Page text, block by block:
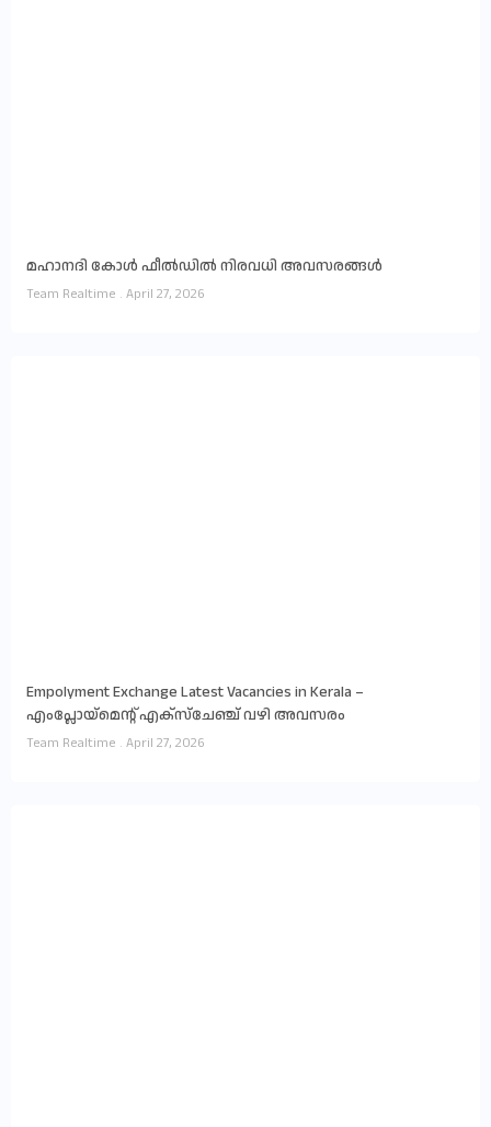
മഹാനദി കോൾ ഫീൽഡിൽ നിരവധി അവസരങ്ങൾ
Team Realtime April 27, 2026
Empolyment Exchange Latest Vacancies in Kerala –
എംപ്ലോയ്‌മെന്റ് എക്സ്ചേഞ്ച് വഴി അവസരം
Team Realtime April 27, 2026